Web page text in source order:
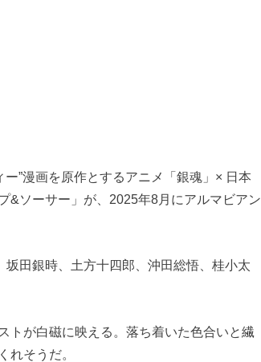
”漫画を原作とするアニメ「銀魂」× 日本
&ソーサー」が、2025年8月にアルマビアン
田銀時、土方十四郎、沖田総悟、桂小太
トが白磁に映える。落ち着いた色合いと繊
れそうだ。